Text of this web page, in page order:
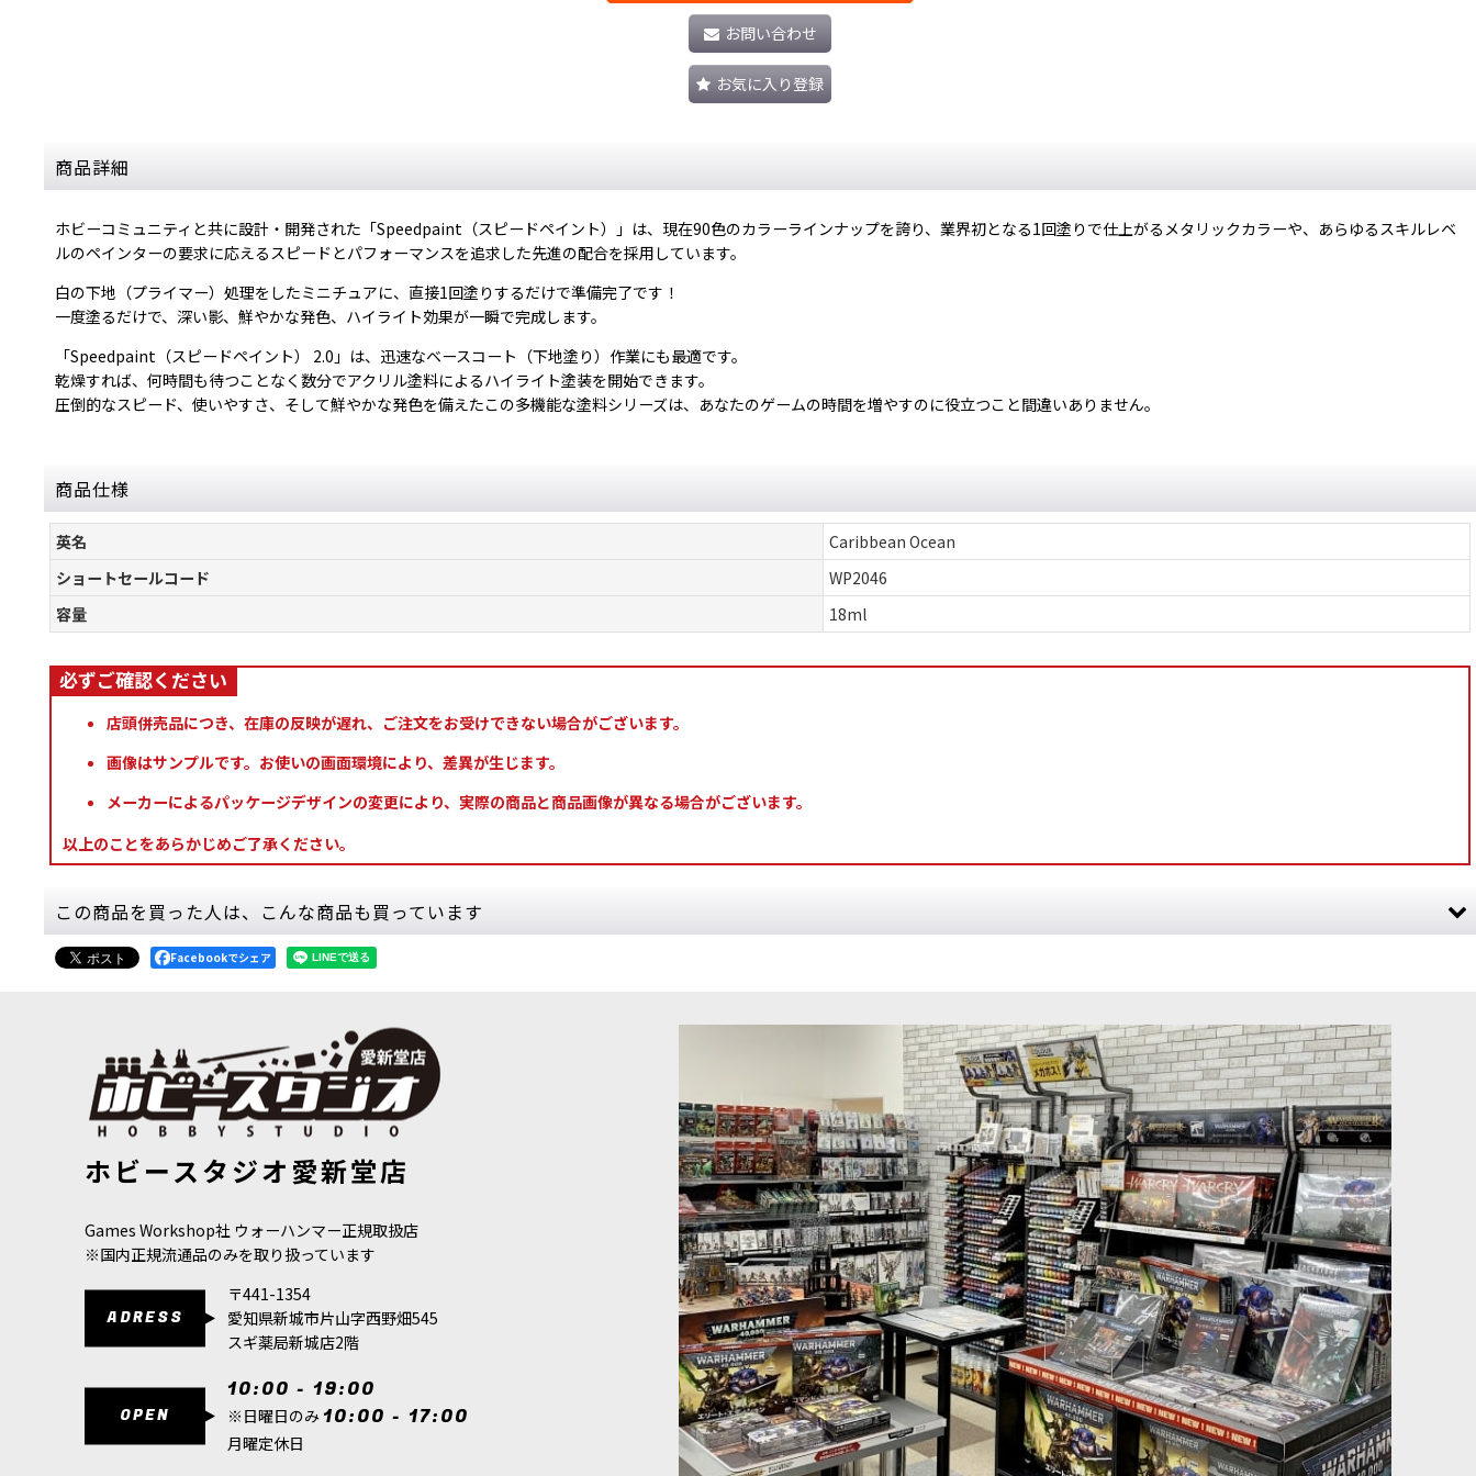
お問い合わせ
お気に入り登録
商品詳細
ホビーコミュニティと共に設計・開発された「Speedpaint（スピードペイント）」は、現在90色のカラーラインナップを誇り、業界初となる1回塗りで仕上がるメタリックカラーや、あらゆるスキルレベ
ルのペインターの要求に応えるスピードとパフォーマンスを追求した先進の配合を採用しています。
白の下地（プライマー）処理をしたミニチュアに、直接1回塗りするだけで準備完了です！
一度塗るだけで、深い影、鮮やかな発色、ハイライト効果が一瞬で完成します。
「Speedpaint（スピードペイント） 2.0」は、迅速なベースコート（下地塗り）作業にも最適です。
乾燥すれば、何時間も待つことなく数分でアクリル塗料によるハイライト塗装を開始できます。
圧倒的なスピード、使いやすさ、そして鮮やかな発色を備えたこの多機能な塗料シリーズは、あなたのゲームの時間を増やすのに役立つこと間違いありません。
商品仕様
英名
Caribbean Ocean
ショートセールコード
WP2046
容量
18ml
店頭併売品につき、在庫の反映が遅れ、ご注文をお受けできない場合がございます。
画像はサンプルです。お使いの画面環境により、差異が生じます。
メーカーによるパッケージデザインの変更により、実際の商品と商品画像が異なる場合がございます。
以上のことをあらかじめご了承ください。
この商品を買った人は、こんな商品も買っています
WP3207
(税込)
WP2047]
[APスピードペイント]ポリッシュドシルバー[WP2071]
750円(税込)
[TTC：ブライト] ギガワット・ブルー[10102
880円(税込)
Facebookでシェア
ホビースタジオ愛新堂店
Games Workshop社 ウォーハンマー正規取扱店
※国内正規流通品のみを取り扱っています
ADRESS
〒441-1354
愛知県新城市片山字西野畑545
スギ薬局新城店2階
OPEN
10:00 - 19:00
※日曜日のみ 10:00 - 17:00
月曜定休日